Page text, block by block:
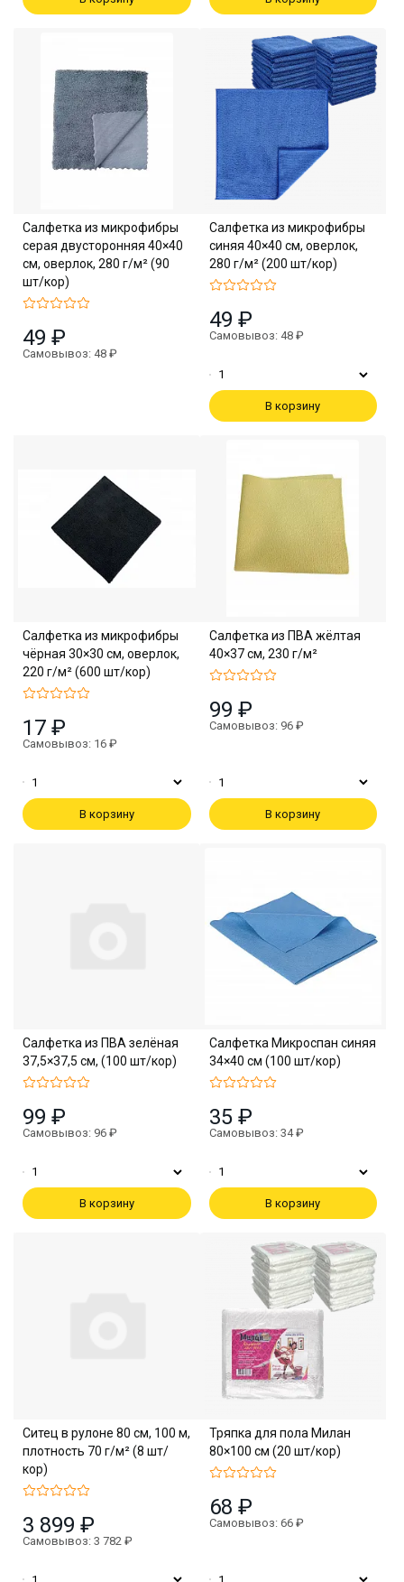
Салфетка из микрофибры
серая двусторонняя 40×40
см, оверлок, 280 г/м² (90
шт/кор)
49 ₽
Самовывоз: 48 ₽
Салфетка из микрофибры
синяя 40×40 см, оверлок,
280 г/м² (200 шт/кор)
49 ₽
Самовывоз: 48 ₽
В корзину
Салфетка из микрофибры
чёрная 30×30 см, оверлок,
220 г/м² (600 шт/кор)
17 ₽
Самовывоз: 16 ₽
В корзину
Салфетка из ПВА жёлтая
40×37 см, 230 г/м²
99 ₽
Самовывоз: 96 ₽
В корзину
Салфетка из ПВА зелёная
37,5×37,5 см, (100 шт/кор)
99 ₽
Самовывоз: 96 ₽
В корзину
Салфетка Микроспан синяя
34×40 см (100 шт/кор)
35 ₽
Самовывоз: 34 ₽
В корзину
Ситец в рулоне 80 см, 100 м,
плотность 70 г/м² (8 шт/
кор)
3 899 ₽
Самовывоз: 3 782 ₽
Тряпка для пола Милан
80×100 см (20 шт/кор)
68 ₽
Самовывоз: 66 ₽